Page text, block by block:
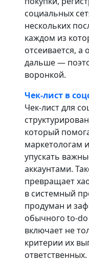
социальных
нескольких
каждом из
отсеивается, а
дальше —
воронкой.
Чек-лист в
Чек-лист для
который
маркетологам
упускать
аккаунтами.
превращает
в системный
продуман и
обычного to-do
включает не
критерии их
ответственных.